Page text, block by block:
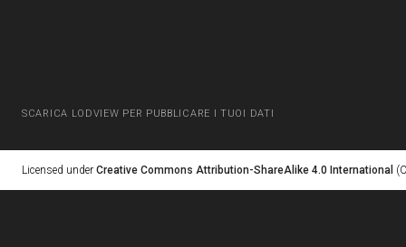
SCARICA LODVIEW PER PUBBLICARE I TUOI DATI
Licensed under Creative Commons Attribution-ShareAlike 4.0 International